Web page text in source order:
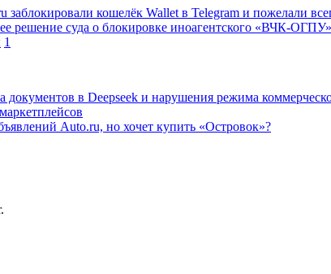
заблокировали кошелёк Wallet в Telegram и пожелали
решение суда о блокировке иноагентского «ВЧК-ОГПУ»
1
документов в Deepseek и нарушения режима
Auto.ru, но хочет купить «Островок»?